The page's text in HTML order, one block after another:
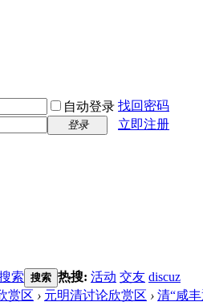
自动登录 找回密码
登录 立即注册
索 搜索 热搜: 活动 交友 discuz
赏区 › 元明清讨论欣赏区 › 清“咸